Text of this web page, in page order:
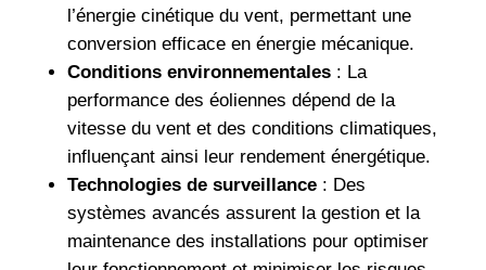
l’énergie cinétique du vent, permettant une
conversion efficace en énergie mécanique.
Conditions environnementales: La
performance des éoliennes dépend de la
vitesse du vent et des conditions climatiques,
influençant ainsi leur rendement énergétique.
Technologies de surveillance: Des
systèmes avancés assurent la gestion et la
maintenance des installations pour optimiser